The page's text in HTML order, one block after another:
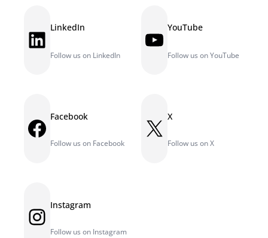
LinkedIn LinkedIn
Follow us on LinkedIn
YouTube YouTube
Follow us on YouTube
Facebook Facebook
Follow us on Facebook
X X
Follow us on X
Instagram Instagram
Follow us on Instagram